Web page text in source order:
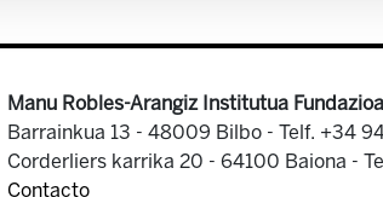
Manu Robles-Arangiz Institutua Fundazioa
Barrainkua 13 - 48009 Bilbo - Telf. +34
Corderliers karrika 20 - 64100 Baiona -
Contacto